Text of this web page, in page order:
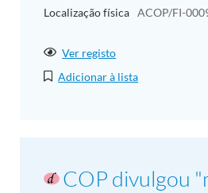
Localização física ACOP/FI-
Ver registo
Adicionar à lista
COP divulgou